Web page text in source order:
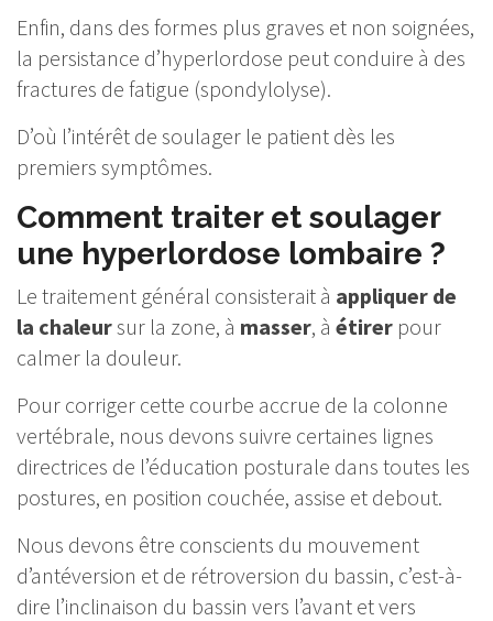
Enfin, dans des formes plus graves et non soignées,
la persistance d’hyperlordose peut conduire à des
fractures de fatigue (spondylolyse).
D’où l’intérêt de soulager le patient dès les
premiers symptômes.
Comment traiter et soulager
une hyperlordose lombaire ?
Le traitement général consisterait à appliquer de
la chaleursur la zone, à masser, à étirer pour
calmer la douleur.
Pour corriger cette courbe accrue de la colonne
vertébrale, nous devons suivre certaines lignes
directrices de l’éducation posturale dans toutes les
postures, en position couchée, assise et debout.
Nous devons être conscients du mouvement
d’antéversion et de rétroversion du bassin, c’est-à-
dire l’inclinaison du bassin vers l’avant et vers